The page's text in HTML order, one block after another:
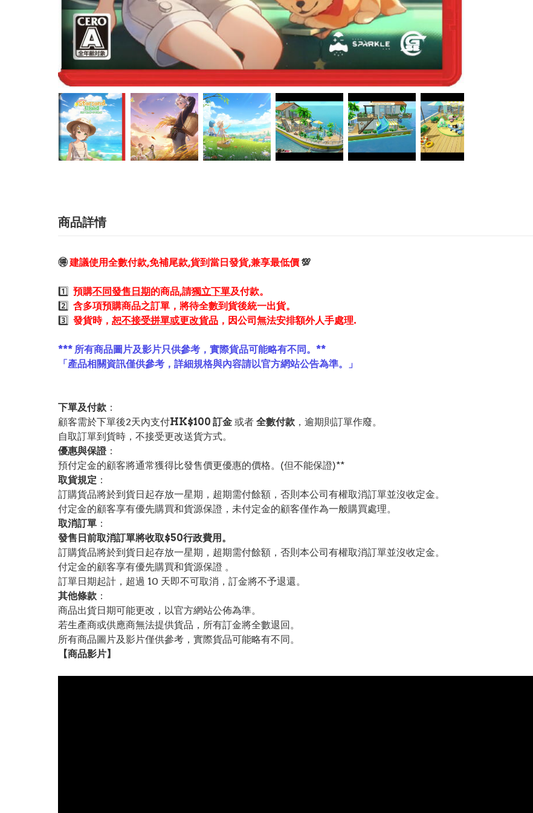
商品詳情
🉐建議使用全數付款,免補尾款,貨到當日發貨,兼享最低價 💯
1️⃣ 預購不同發售日期的商品,請獨立下單及付款。
2️⃣ 含多項預購商品之訂單，將待全數到貨後統一出貨。
3️⃣ 發貨時， 恕不接受拼單或更改貨品 ，因公司無法安排額外人手處理.
*** 所有商品圖片及影片只供參考，實際貨品可能略有不同。**
「產品相關資訊僅供參考，詳細規格與內容請以官方網站公告為準。」
下單及付款 ：
顧客需於下單後2天內支付HK$100 訂金 或者 全數付款 ，逾期則訂單作廢。
自取訂單到貨時，不接受更改送貨方式。
優惠與保證：
預付定金的顧客將通常獲得比發售價更優惠的價格。(但不能保證)**
取貨規定 ：
訂購貨品將於到貨日起存放一星期，超期需付餘額，否則本公司有權取消訂單並沒收定金。
付定金的顧客享有優先購買和貨源保證，未付定金的顧客僅作為一般購買處理。
取消訂單 ：
發售日前取消訂單將收取$50行政費用。
訂購貨品將於到貨日起存放一星期，超期需付餘額，否則本公司有權取消訂單並沒收定金。
付定金的顧客享有優先購買和貨源保證 。
訂單日期起計，超過 10 天即不可取消，訂金將不予退還。
其他條款 ：
商品出貨日期可能更改，以官方網站公佈為準。
若生產商或供應商無法提供貨品，所有訂金將全數退回。
所有商品圖片及影片僅供參考，實際貨品可能略有不同。
【商品影片】